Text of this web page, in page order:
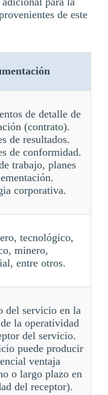
de este
de detalle de
(contrato).
de resultados.
de conformidad.
trabajo, planes
corporativa.
tecnológico,
minero,
entre otros.
del servicio en la
la operatividad
del servicio.
puede producir
ventaja
o largo plazo en
del receptor).